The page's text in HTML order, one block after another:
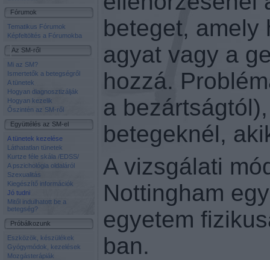
Fórumok
Tematikus Fórumok
Képfeltöltés a Fórumokba
Az SM-ről
Mi az SM?
Ismertetők a betegségről
A tünetek
Hogyan diagnosztizálják
Hogyan kezelik
Őszintén az SM-ről
Együttélés az SM-el
A tünetek kezelése
Láthatatlan tünetek
Kurtze féle skála /EDSS/
A pszichológia oldaláról
Szexualitás
Kiegészítő információk
Jó tudni
Mitől indulhatott be a
betegség?
Próbálkozunk
Eszközök, készülékek
Gyógymódok, kezelések
Mozgásterápiák
beteget, amely
agyat vagy a
hozzá.
a
betegeknél,
A vizsgálati
Nottingham
egyetem
ban.